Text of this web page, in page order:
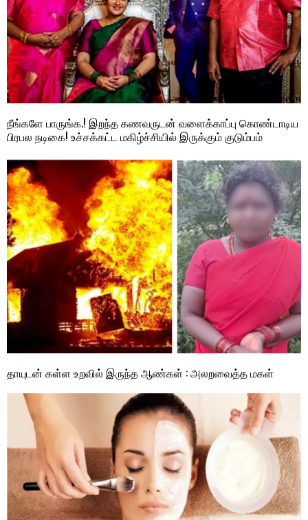
நீங்களே பாருங்க.! இறந்த கணவருடன் வளைக்காப்பு கொண்டாடிய
பிரபல நடிகை! உச்சக்கட்ட மகிழ்ச்சியில் இருக்கும் குடும்பம்
தாயுடன் கள்ள உறவில் இருந்த ஆண்கள் : அலறவைத்த மகள்